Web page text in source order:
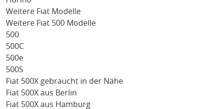
Weitere Fiat Modelle
Weitere Fiat 500 Modelle
500
500C
500e
500S
Fiat 500X gebraucht in der Nähe
Fiat 500X aus Berlin
Fiat 500X aus Hamburg